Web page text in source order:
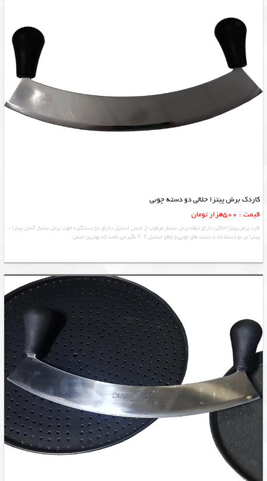
کاردک برش پیتزا حلالی دو دسته چوبی
قیمت : 500هزار تومان
کارد برش پیتزا حلالی دارای تیغه برش بسیار مرغوب از جنس استیل دارای دو دستگیره جهت برش بسیار آسان پیتزا ،
پیتزا بر دو دسته که با دسته های چوبی و چاقو استیل ۳۰۴ نگیر می باشد که بهترین جنس